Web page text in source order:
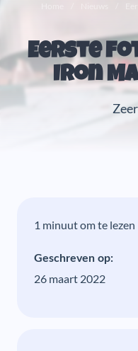
Eerste
Iron
1 minuut om te lezen
Geschreven op:
26 maart 2022